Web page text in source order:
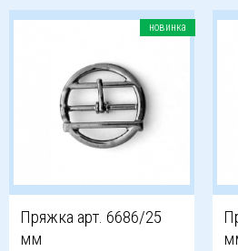
новинка
Пряжка арт. 6686/25
мм